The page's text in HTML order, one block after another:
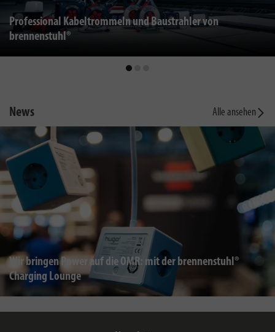
Professional Kabeltrommeln und Baustrahler von
brennenstuhl®
News Alle ansehen
Wir bringen Power auf die OMR: mit der brennenstuhl®
Charging Lounge